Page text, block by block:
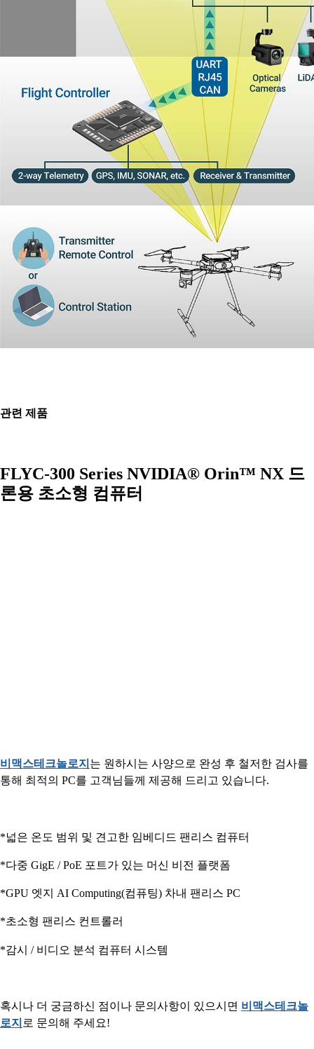
관련 제품
FLYC-300 Series NVIDIA® Orin™ NX 드
론용 초소형 컴퓨터
비맥스테크놀로지 는 원하시는 사양으로 완성 후 철저한 검사를
통해 최적의 PC를 고객님들께 제공해 드리고 있습니다.
*넓은 온도 범위 및 견고한 임베디드 팬리스 컴퓨터
*다중 GigE / PoE 포트가 있는 머신 비전 플랫폼
*GPU 엣지 AI Computing(컴퓨팅) 차내 팬리스 PC
*초소형 팬리스 컨트롤러
*감시 / 비디오 분석 컴퓨터 시스템
혹시나 더 궁금하신 점이나 문의사항이 있으시면 ​비맥스테크놀
로지​​ 로 문의해 주세요!